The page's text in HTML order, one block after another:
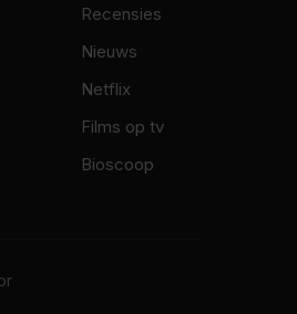
Recensies
Nieuws
Netflix
Films op tv
Bioscoop